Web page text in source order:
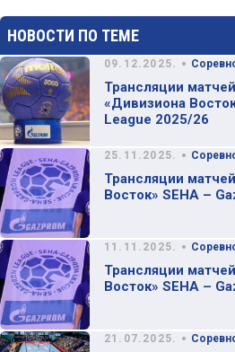
НОВОСТИ ПО ТЕМЕ
09.12.2025. •
Трансляции
«Дивизиона
League 2025/26
25.11.2025. •
Трансляции
Восток» SEHA –
11.11.2025. •
Трансляции
Восток» SEHA –
21.07.2025. •